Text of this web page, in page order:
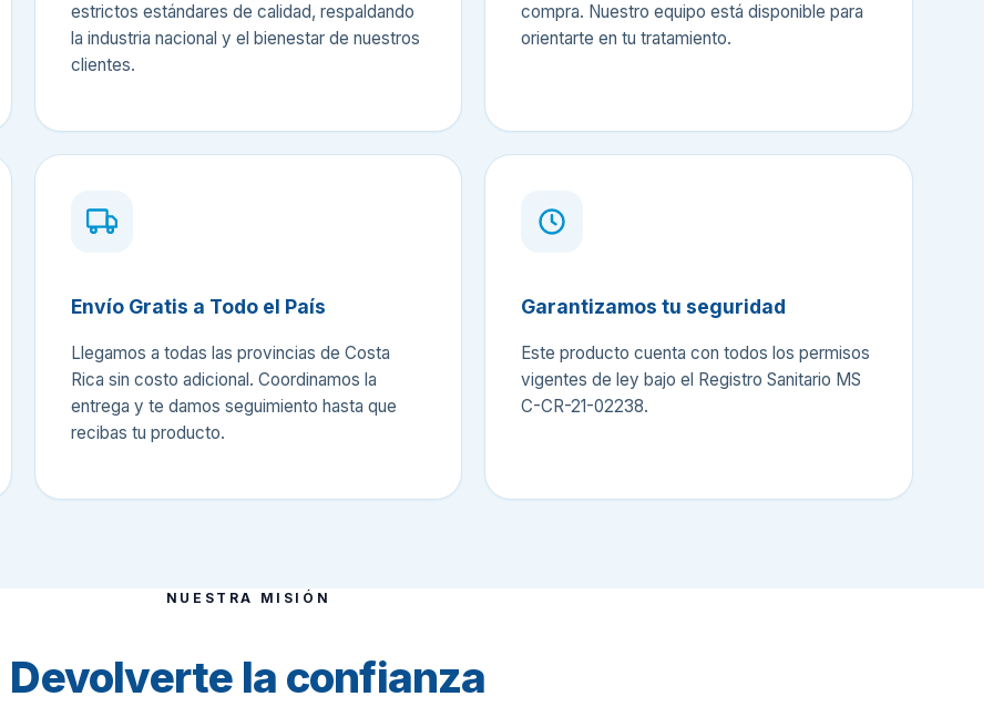
estrictos estándares de calidad, respaldando
la industria nacional y el bienestar de nuestros
clientes.
compra. Nuestro equipo está disponible para
orientarte en tu tratamiento.
Envío Gratis a Todo el País
Llegamos a todas las provincias de Costa
Rica sin costo adicional. Coordinamos la
entrega y te damos seguimiento hasta que
recibas tu producto.
Garantizamos tu seguridad
Este producto cuenta con todos los permisos
vigentes de ley bajo el Registro Sanitario MS
C-CR-21-02238.
NUESTRA MISIÓN
Devolverte la confianza